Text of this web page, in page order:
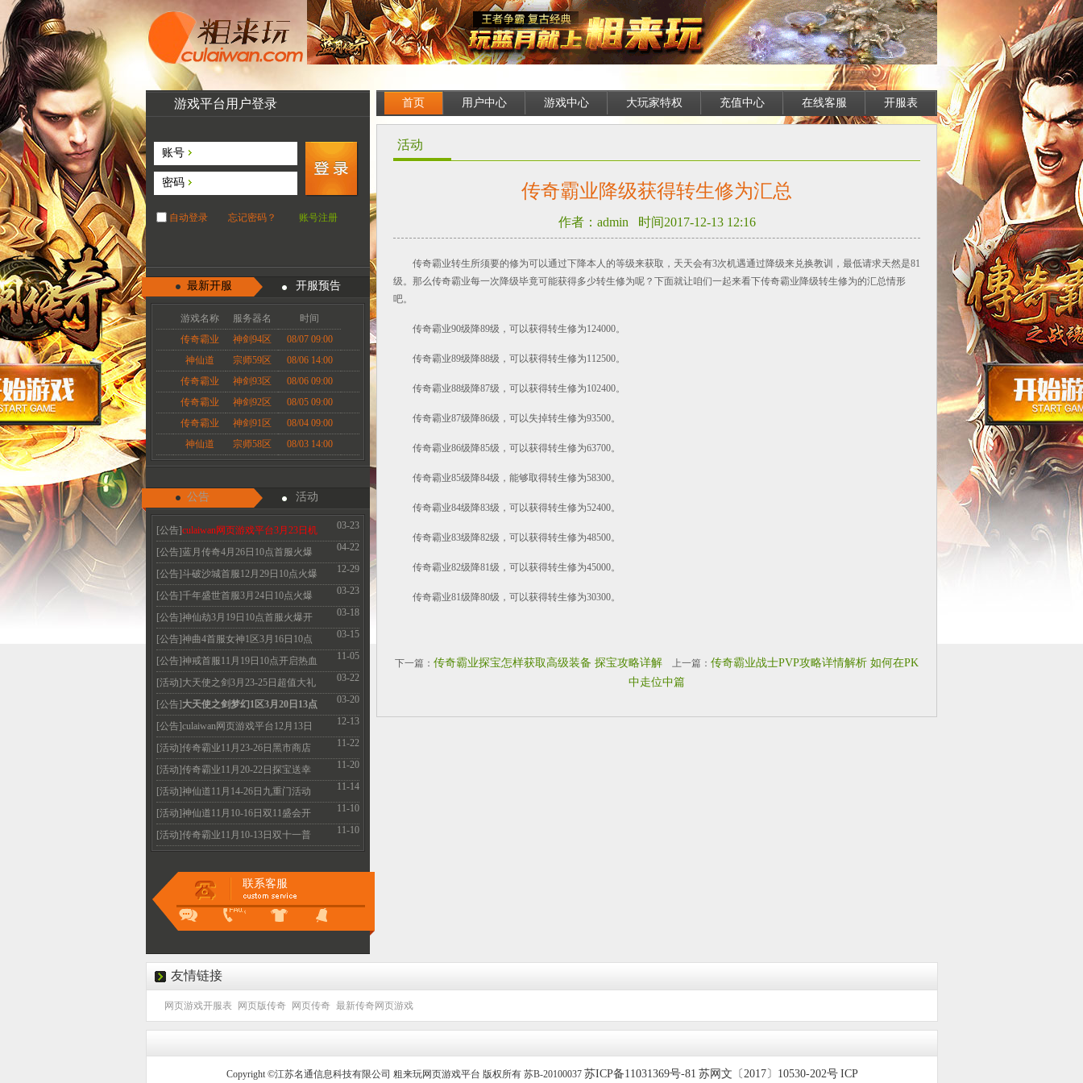
游戏平台用户登录
账号
密码
自动登录 忘记密码？ 账号注册
最新开服 开服预告
游戏名称 服务器名
时间
传奇霸业
神剑94区
08/07 09:00
神仙道
宗师59区
08/06 14:00
传奇霸业
神剑93区
08/06 09:00
传奇霸业
神剑92区
08/05 09:00
传奇霸业
神剑91区
08/04 09:00
神仙道
宗师58区 08/03 14:00
公告 活动
[公告]culaiwan网页游戏平台3月23日机
房维护公告
03-23
[公告]蓝月传奇4月26日10点首服火爆
开启 热血永恒
04-22
[公告]斗破沙城首服12月29日10点火爆
开启传奇新体
12-29
[公告]千年盛世首服3月24日10点火爆
开启
03-23
[公告]神仙劫3月19日10点首服火爆开
启 V3免费领取
03-18
[公告]神曲4首服女神1区3月16日10点
火爆开启 召唤
03-15
[公告]神戒首服11月19日10点开启热血
经典散人必玩
11-05
[活动]大天使之剑3月23-25日超值大礼
珍惜道具限
03-22
[公告] 大天使之剑梦幻1区3月20日13点
火爆开启
03-20
[公告]culaiwan网页游戏平台12月13日
机房维护升级
12-13
[活动]传奇霸业11月23-26日黑市商店
全民疯抢不容
11-22
[活动]传奇霸业11月20-22日探宝送幸
运 霸业抽不停
11-20
[活动]神仙道11月14-26日九重门活动
惊喜好礼的等
11-14
[活动]神仙道11月10-16日双11盛会开
启 多重惊喜等
11-10
[活动]传奇霸业11月10-13日双十一普
11-10
联系客服
首页 用户中心 游戏中心 大玩家特权 充值中心 在线客服 开服表
活动
传奇霸业降级获得转生修为汇总
作者：admin 时间2017-12-13 12:16
传奇霸业转生所须要的修为可以通过下降本人的等级来获取，天天会有3次机遇通过降级来兑换教训，最低请求天然是81
级。那么传奇霸业每一次降级毕竟可能获得多少转生修为呢？下面就让咱们一起来看下传奇霸业降级转生修为的汇总情形
吧。
传奇霸业90级降89级，可以获得转生修为124000。
传奇霸业89级降88级，可以获得转生修为112500。
传奇霸业88级降87级，可以获得转生修为102400。
传奇霸业87级降86级，可以失掉转生修为93500。
传奇霸业86级降85级，可以获得转生修为63700。
传奇霸业85级降84级，能够取得转生修为58300。
传奇霸业84级降83级，可以获得转生修为52400。
传奇霸业83级降82级，可以获得转生修为48500。
传奇霸业82级降81级，可以获得转生修为45000。
传奇霸业81级降80级，可以获得转生修为30300。
下一篇： 传奇霸业探宝怎样获取高级装备 探宝攻略详解 上一篇： 传奇霸业战士PVP攻略详情解析 如何在PK
中走位中篇
友情链接
网页游戏开服表 网页版传奇 网页传奇 最新传奇网页游戏
Copyright ©江苏名通信息科技有限公司 粗来玩网页游戏平台 版权所有 苏B-20100037 苏ICP备11031369号-81 苏网文〔2017〕10530-202号 ICP